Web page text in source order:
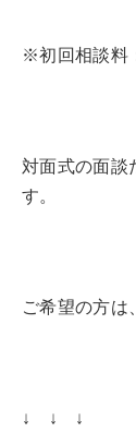
※初回相談料
対面式の面談
す。
ご希望の方は
↓ ↓ ↓